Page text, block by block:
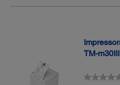
TM-m30III